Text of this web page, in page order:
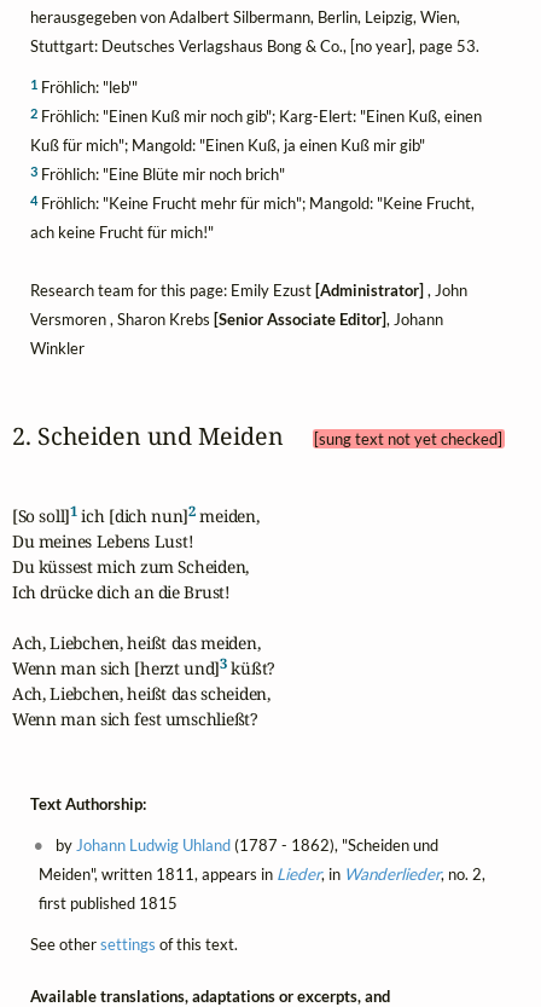
herausgegeben von Adalbert Silbermann, Berlin, Leipzig, Wien,
Stuttgart: Deutsches Verlagshaus Bong & Co., [no year], page 53.
1Fröhlich: "leb'"
2Fröhlich: "Einen Kuß mir noch gib"; Karg-Elert: "Einen Kuß, einen
Kuß für mich"; Mangold: "Einen Kuß, ja einen Kuß mir gib"
3Fröhlich: "Eine Blüte mir noch brich"
4Fröhlich: "Keine Frucht mehr für mich"; Mangold: "Keine Frucht,
ach keine Frucht für mich!"
Research team for this page: Emily Ezust [Administrator] , John
Versmoren , Sharon Krebs [Senior Associate Editor], Johann
Winkler
2. Scheiden und Meiden [sung text not yet checked]
[So soll]1 ich [dich nun]2 meiden,
Du meines Lebens Lust!
Du küssest mich zum Scheiden,
Ich drücke dich an die Brust!
Ach, Liebchen, heißt das meiden,
Wenn man sich [herzt und]3 küßt?
Ach, Liebchen, heißt das scheiden,
Wenn man sich fest umschließt?
Text Authorship:
byJohann Ludwig Uhland(1787 - 1862), "Scheiden und
Meiden", written 1811, appears in Lieder, in Wanderlieder, no. 2,
first published 1815
See othersettings of this text.
Available translations, adaptations or excerpts, and